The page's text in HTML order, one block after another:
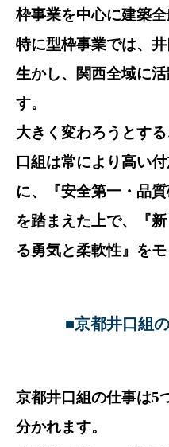
枠事業を中心に建築全
特に型枠事業では、
生かし、関西全域に
す。
大きく変わろうとす
口組は常により高い
に、『安全第一・品
を踏まえた上で、『
る勇気と柔軟性』を
■京都井口組
京都井口組の仕事は5
分かれます。